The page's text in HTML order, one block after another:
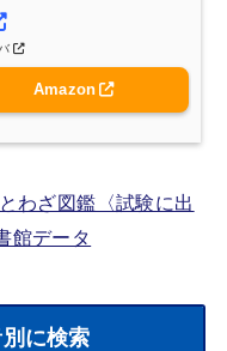
Amazon
わざ図鑑〈試験に出
館データ
に検索